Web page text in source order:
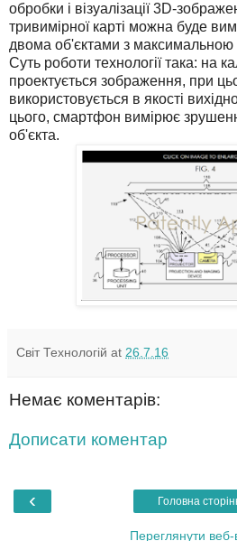
обробки і візуалізації 3D-
тривимірної карті можна буде
двома об'єктами з максимальною
Суть роботи технології така: на
проектується зображення, при
використовується в якості
цього, смартфон вимірює
об'єкта.
Світ Технологій at 26.7.16
Немає коментарів:
Дописати коментар
‹ Головна
Переглянути веб-